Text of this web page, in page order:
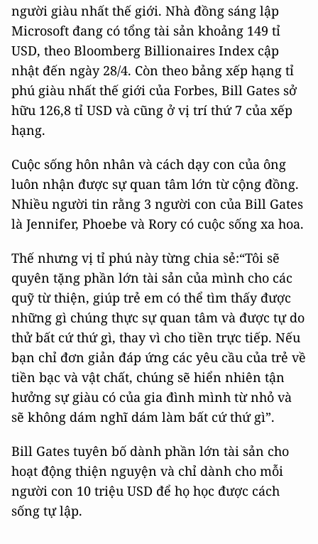
người giàu nhất thế giới. Nhà đồng sáng lập
Microsoft đang có tổng tài sản khoảng 149 tỉ
USD, theo Bloomberg Billionaires Index cập
nhật đến ngày 28/4. Còn theo bảng xếp hạng tỉ
phú giàu nhất thế giới của Forbes, Bill Gates sở
hữu 126,8 tỉ USD và cũng ở vị trí thứ 7 của xếp
hạng.
Cuộc sống hôn nhân và cách dạy con của ông
luôn nhận được sự quan tâm lớn từ cộng đồng.
Nhiều người tin rằng 3 người con của Bill Gates
là Jennifer, Phoebe và Rory có cuộc sống xa hoa.
Thế nhưng vị tỉ phú này từng chia sẻ:“Tôi sẽ
quyên tặng phần lớn tài sản của mình cho các
quỹ từ thiện, giúp trẻ em có thể tìm thấy được
những gì chúng thực sự quan tâm và được tự do
thử bất cứ thứ gì, thay vì cho tiền trực tiếp. Nếu
bạn chỉ đơn giản đáp ứng các yêu cầu của trẻ về
tiền bạc và vật chất, chúng sẽ hiển nhiên tận
hưởng sự giàu có của gia đình mình từ nhỏ và
sẽ không dám nghĩ dám làm bất cứ thứ gì”.
Bill Gates tuyên bố dành phần lớn tài sản cho
hoạt động thiện nguyện và chỉ dành cho mỗi
người con 10 triệu USD để họ học được cách
sống tự lập.